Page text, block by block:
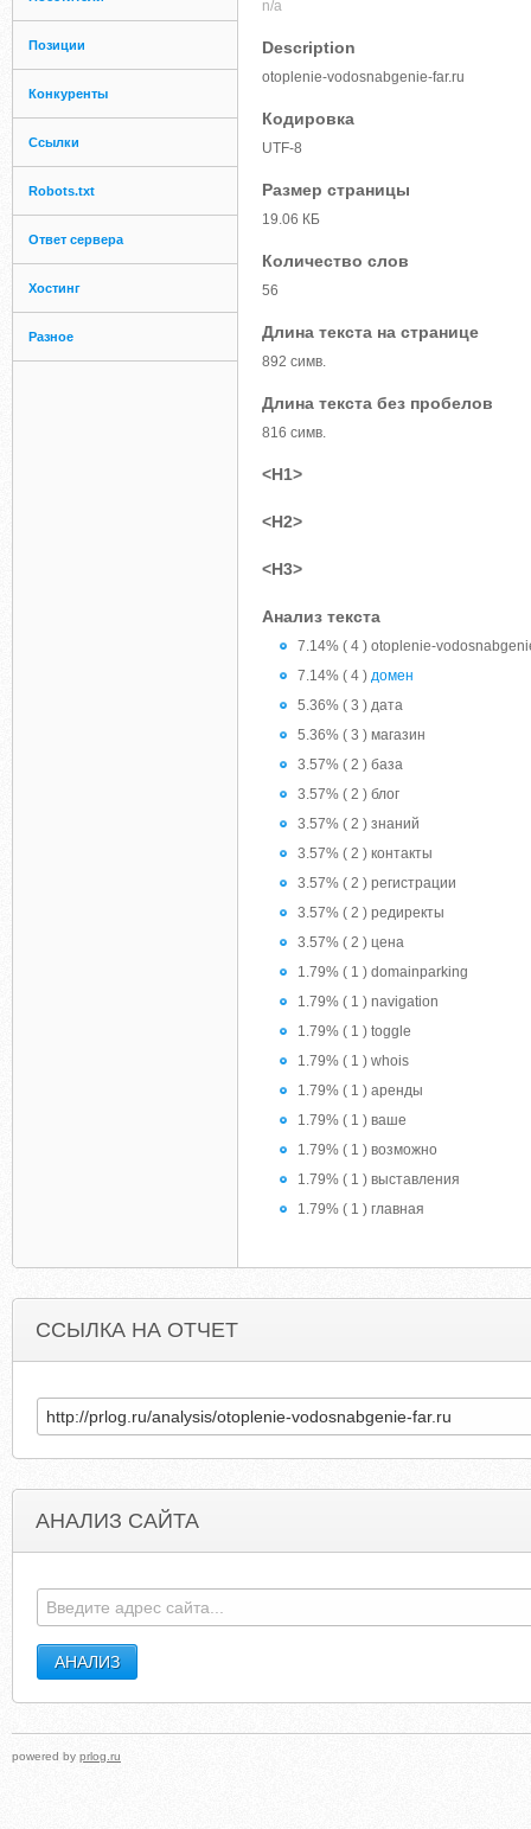
Позиции
Конкуренты
Ссылки
Robots.txt
Ответ сервера
Хостинг
Разное
n/a
Description
otoplenie-vodosnabgenie-far.ru
Кодировка
UTF-8
Размер страницы
19.06 КБ
Количество слов
56
Длина текста на странице
892 симв.
Длина текста без пробелов
816 симв.
<H1>
<H2>
<H3>
Анализ текста
7.14% ( 4 ) otoplenie-
7.14% ( 4 ) домен
5.36% ( 3 ) дата
5.36% ( 3 ) магазин
3.57% ( 2 ) база
3.57% ( 2 ) блог
3.57% ( 2 ) знаний
3.57% ( 2 ) контакты
3.57% ( 2 ) регистрации
3.57% ( 2 ) редиректы
3.57% ( 2 ) цена
1.79% ( 1 ) domainparking
1.79% ( 1 ) navigation
1.79% ( 1 ) toggle
1.79% ( 1 ) whois
1.79% ( 1 ) аренды
1.79% ( 1 ) ваше
1.79% ( 1 ) возможно
1.79% ( 1 ) выставления
1.79% ( 1 ) главная
ССЫЛКА НА ОТЧЕТ
АНАЛИЗ САЙТА
powered by prlog.ru